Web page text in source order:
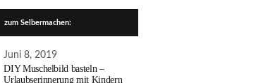
zum Selbermachen:
Juni 8, 2019
DIY Muschelbild basteln –
Urlaubserinnerung mit Kindern